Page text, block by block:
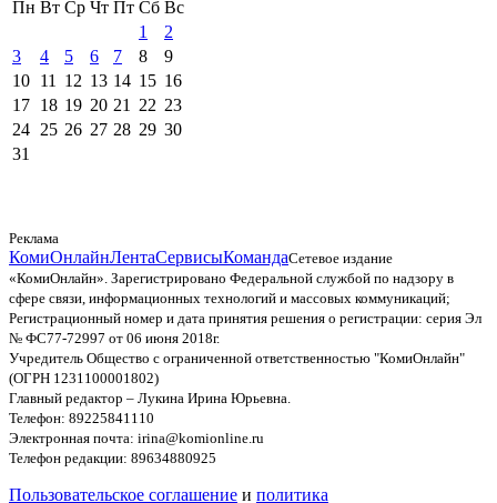
Пн Вт Ср Чт Пт Сб Вс
1
2
3
4 5 6 7 8
9
10 11 12 13 14 15 16
17 18 19 20 21 22 23
24 25 26 27 28 29 30
31
Реклама
КомиОнлайнЛентаСервисыКомандаСетевое издание
«КомиОнлайн». Зарегистрировано Федеральной службой по надзору в
сфере связи, информационных технологий и массовых коммуникаций;
Регистрационный номер и дата принятия решения о регистрации: серия Эл
№ ФС77-72997 от 06 июня 2018г.
Учредитель Общество с ограниченной ответственностью "КомиОнлайн"
(ОГРН 1231100001802)
Главный редактор – Лукина Ирина Юрьевна.
Телефон: 89225841110
Электронная почта: irina@komionline.ru
Телефон редакции: 89634880925
Пользовательское соглашение и политика